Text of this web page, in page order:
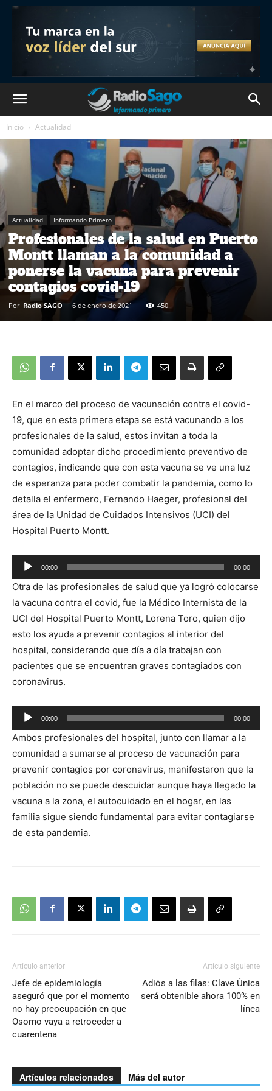
Inicio Actualidad
Actualidad Informando Primero
Profesionales de la salud en Puerto
Montt llaman a la comunidad a
ponerse la vacuna para prevenir
contagios covid-19
Por Radio SAGO - 6 de enero de 2021 450
En el marco del proceso de vacunación contra el covid-
19, que en esta primera etapa se está vacunando a los
profesionales de la salud, estos invitan a toda la
comunidad adoptar dicho procedimiento preventivo de
contagios, indicando que con esta vacuna se ve una luz
de esperanza para poder combatir la pandemia, como lo
detalla el enfermero, Fernando Haeger, profesional del
área de la Unidad de Cuidados Intensivos (UCI) del
Hospital Puerto Montt.
Reproductor
de
audio
00:00 00:00
Otra de las profesionales de salud que ya logró colocarse
la vacuna contra el covid, fue la Médico Internista de la
UCI del Hospital Puerto Montt, Lorena Toro, quien dijo
esto los ayuda a prevenir contagios al interior del
hospital, considerando que día a día trabajan con
pacientes que se encuentran graves contagiados con
coronavirus.
Reproductor
de
audio
00:00 00:00
Ambos profesionales del hospital, junto con llamar a la
comunidad a sumarse al proceso de vacunación para
prevenir contagios por coronavirus, manifestaron que la
población no se puede descuidar aunque haya llegado la
vacuna a la zona, el autocuidado en el hogar, en las
familia sigue siendo fundamental para evitar contagiarse
de esta pandemia.
Artículo anterior
Jefe de epidemiología
aseguró que por el momento
no hay preocupación en que
Osorno vaya a retroceder a
cuarentena
Artículo siguiente
Adiós a las filas: Clave Única
será obtenible ahora 100% en
línea
Artículos relacionados Más del autor